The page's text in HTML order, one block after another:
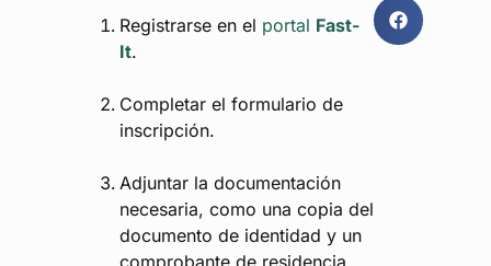
Registrarse en el portal Fast-
It.
Completar el formulario de
inscripción.
Adjuntar la documentación
necesaria, como una copia del
documento de identidad y un
comprobante de residencia.